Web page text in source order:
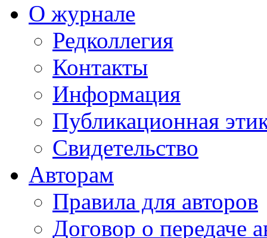
О журнале
Редколлегия
Контакты
Информация
Публикационная
Свидетельство
Авторам
Правила для авторов
Договор о передаче